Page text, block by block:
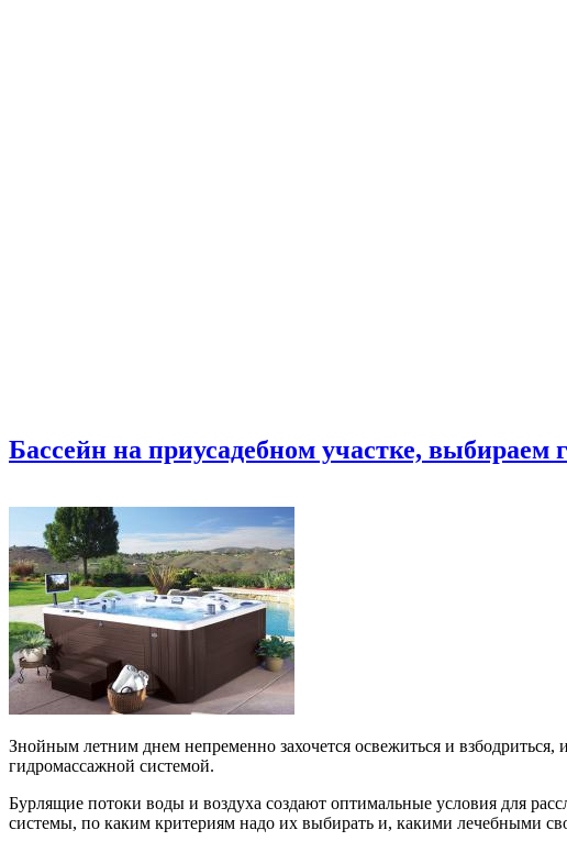
Бассейн на приусадебном участке, выбираем
Знойным летним днем непременно захочется освежиться и взбодриться,
гидромассажной системой.
Бурлящие потоки воды и воздуха создают оптимальные условия для
системы, по каким критериям надо их выбирать и, какими лечебными